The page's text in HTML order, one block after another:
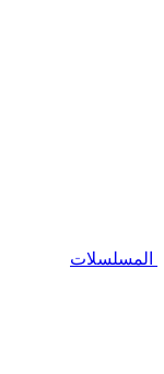
المسلسلات